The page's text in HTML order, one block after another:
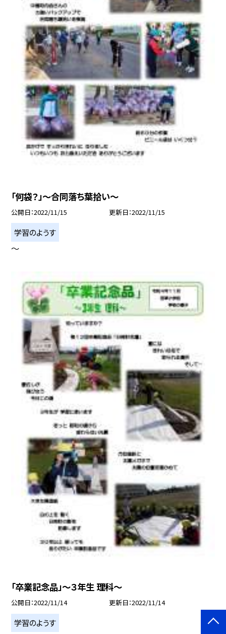
「何袋？」〜合同落ち葉拾い〜
公開日 2022/11/15 更新日 2022/11/15
学習のようす
〜
「卒業記念品」〜３年生 理科〜
公開日 2022/11/14 更新日 2022/11/14
学習のようす